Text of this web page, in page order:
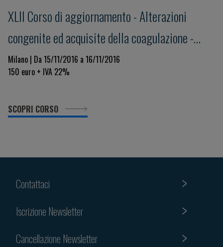
XLII Corso di aggiornamento - Alterazioni
congenite ed acquisite della coagulazione -
Focus su: Applicazione e limiti del D-Dimero
Milano | Da 15/11/2016 a 16/11/2016
150 euro + IVA 22%
SCOPRI CORSO
Contattaci
Iscrizione Newsletter
Cancellazione Newsletter